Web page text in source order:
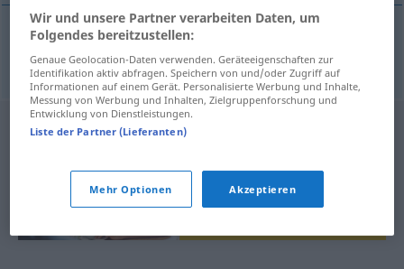
σημάδιnεκφυλισμού Degenerationserscheinung
Wir und unsere Partner verarbeiten Daten, um
Folgendes bereitzustellen:
Genaue Geolocation-Daten verwenden. Geräteeigenschaften zur
Identifikation aktiv abfragen. Speichern von und/oder Zugriff auf
Informationen auf einem Gerät. Personalisierte Werbung und Inhalte,
Messung von Werbung und Inhalten, Zielgruppenforschung und
Entwicklung von Dienstleistungen.
Liste der Partner (Lieferanten)
Mehr Optionen Akzeptieren